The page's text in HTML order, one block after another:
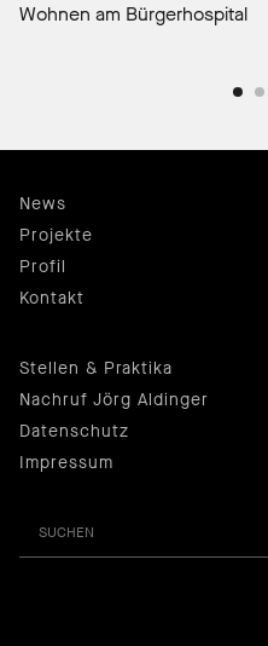
Wohnen am Bürgerhospital
News
Projekte
Profil
Kontakt
Stellen & Praktika
Nachruf Jörg Aldinger
Datenschutz
Impressum